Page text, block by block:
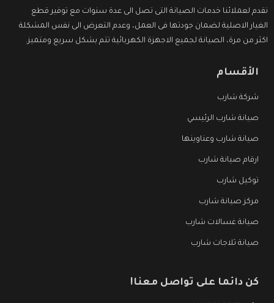
نقدم لعملائنا خدمات الصيانة التى تصل الى عدة سنوات مع توفير قطع
الغيار الاصلية لضمان جودتها فى العمل، وعدم التعرض الى نفس المشكلة
اكثر من مرة، الصيانة لجميع الاجهزة الكهربائية تتم بشكل سريع ومتميز.
الأقسام
شركة شارب
صيانة شارب الرئيسي
صيانة شارب وعناوينها
ارقام صيانة شارب
توكيل شارب
مركز صيانة شارب
صيانة غسالات شارب
صيانة ثلاجات شارب
كن دائما على تواصل معنا!